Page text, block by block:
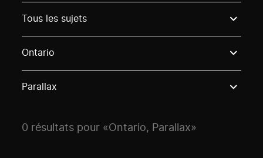
Tous les sujets
Ontario
Parallax
0 résultats pour «Ontario, Parallax»